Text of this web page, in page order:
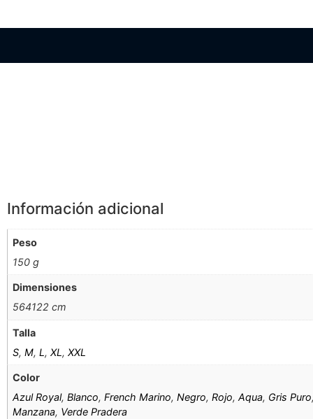
Información adicional
Peso
150 g
Dimensiones
564122 cm
Talla
S,M,L,XL,XXL
Color
Azul Royal,Blanco,French Marino,Negro,Rojo,Aqua, Gris Puro
Manzana, Verde Pradera